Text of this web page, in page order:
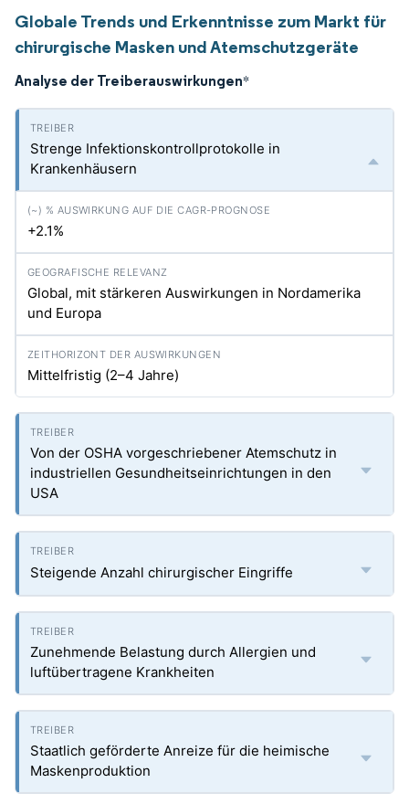
Globale Trends und Erkenntnisse zum Markt für
chirurgische Masken und Atemschutzgeräte
Analyse der Treiberauswirkungen*
Strenge Infektionskontrollprotokolle in
Krankenhäusern
+2.1%
Global, mit stärkeren Auswirkungen in Nordamerika
und Europa
Mittelfristig (2–4 Jahre)
Von der OSHA vorgeschriebener Atemschutz in
industriellen Gesundheitseinrichtungen in den
USA
Steigende Anzahl chirurgischer Eingriffe
Zunehmende Belastung durch Allergien und
luftübertragene Krankheiten
Staatlich geförderte Anreize für die heimische
Maskenproduktion